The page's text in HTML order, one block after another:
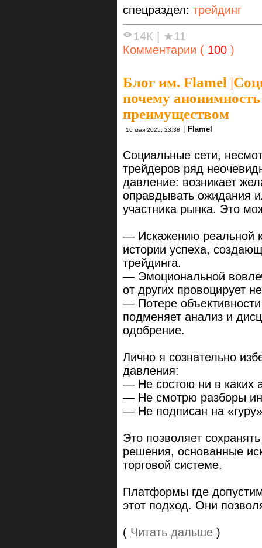
спецраздел: трейдинг
14К
★11
Комментарии ( 100 )
Блог им. Flamel |
почему
преимуществом
16 мая 2025, 23:38 Flamel
Социальные сети,
трейдеров ряд
давление: возникает
оправдывать ожидания
участника рынка. Это
— Искажению реальной
истории успеха,
трейдинга.
— Эмоциональной
от других провоцирует
— Потере
подменяет анализ и
одобрение.
Лично я сознательно
давления:
— Не состою ни в каких
— Не смотрю разборы
— Не подписан на
Это позволяет
решения, основанные
торговой системе.
Платформы где
этот подход. Они
( Читать дальше )